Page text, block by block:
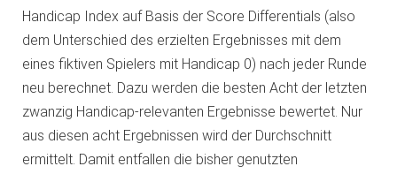
Handicap Index auf Basis der Score Differentials (also
dem Unterschied des erzielten Ergebnisses mit dem
eines fiktiven Spielers mit Handicap 0) nach jeder Runde
neu berechnet. Dazu werden die besten Acht der letzten
zwanzig Handicap-relevanten Ergebnisse bewertet. Nur
aus diesen acht Ergebnissen wird der Durchschnitt
ermittelt. Damit entfallen die bisher genutzten